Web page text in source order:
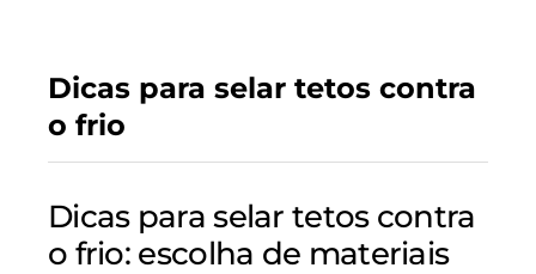
Dicas para selar tetos contra
o frio
Dicas para selar tetos contra
o frio: escolha de materiais